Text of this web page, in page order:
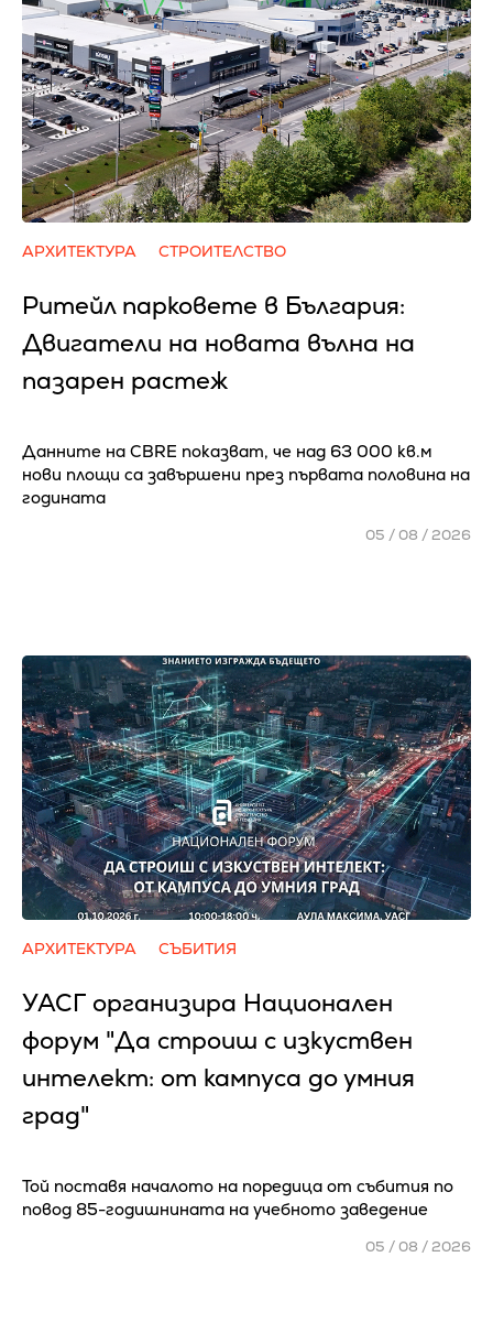
АРХИТЕКТУРА СТРОИТЕЛСТВО
Ритейл парковете в България:
Двигатели на новата вълна на
пазарен растеж
Данните на CBRE показват, че над 63 000 кв.м
нови площи са завършени през първата половина на
годината
05 / 08 / 2026
АРХИТЕКТУРА СЪБИТИЯ
УАСГ организира Национален
форум "Да строиш с изкуствен
интелект: от кампуса до умния
град"
Той поставя началото на поредица от събития по
повод 85-годишнината на учебното заведение
05 / 08 / 2026